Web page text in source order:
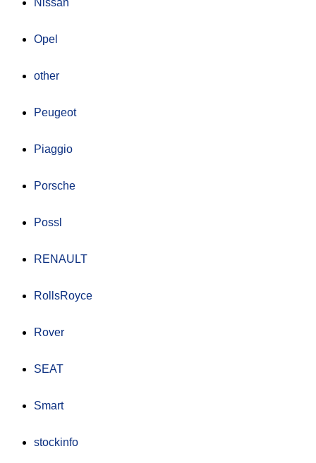
Nissan
Opel
other
Peugeot
Piaggio
Porsche
Possl
RENAULT
RollsRoyce
Rover
SEAT
Smart
stockinfo